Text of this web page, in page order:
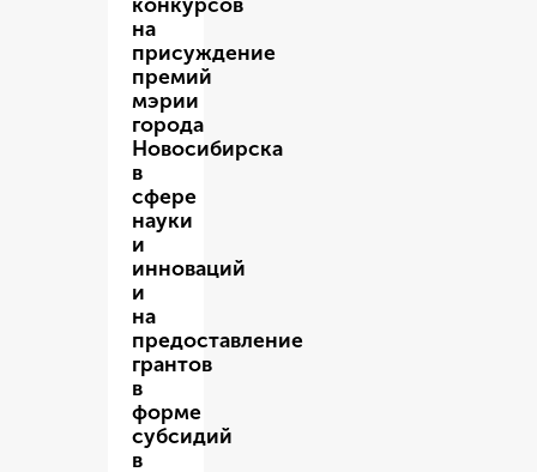
конкурсов
на
присуждение
премий
мэрии
города
Новосибирска
в
сфере
науки
и
инноваций
и
на
предоставление
грантов
в
форме
субсидий
в